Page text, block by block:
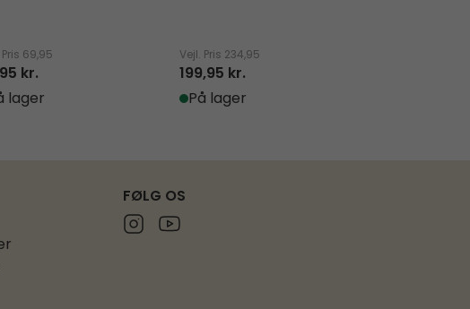
69,95
kr.
lager
Vejl. Pris 234,95
199,95 kr.
På lager
FØLG OS
Instagram
Youtube